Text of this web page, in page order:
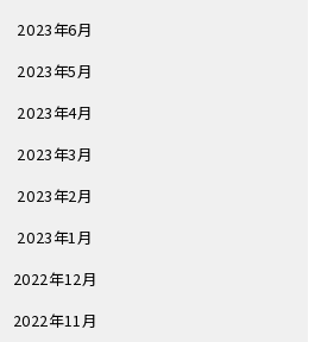
2023年6月
2023年5月
2023年4月
2023年3月
2023年2月
2023年1月
2022年12月
2022年11月